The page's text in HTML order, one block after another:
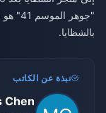
"جوهر
بالشظايا.
نبذة عن الكاتب
Chen